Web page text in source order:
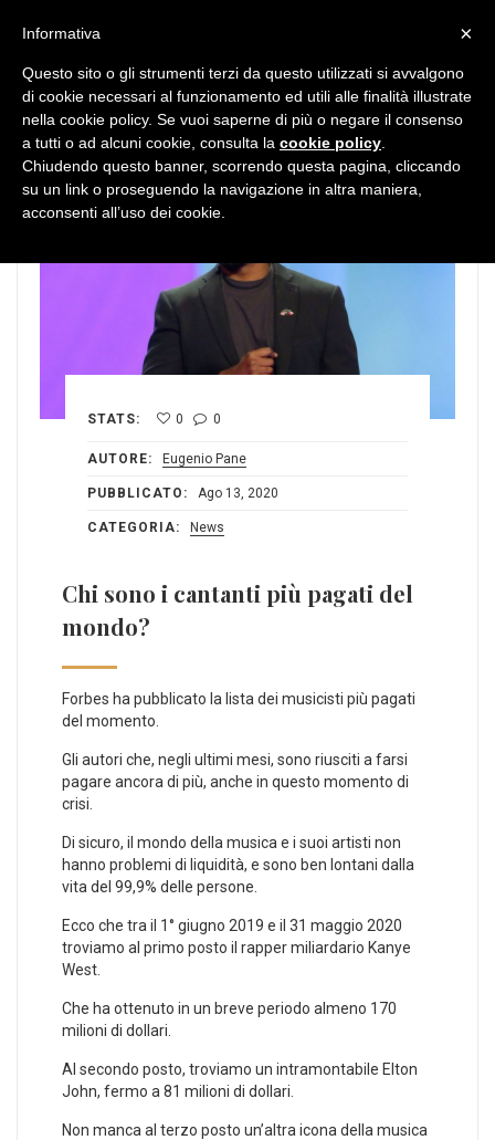
STATS: 0 0
AUTORE: Eugenio Pane
PUBBLICATO: Ago 13, 2020
CATEGORIA: News
Chi sono i cantanti più pagati del
mondo?
Forbes ha pubblicato la lista dei musicisti più pagati
del momento.
Gli autori che, negli ultimi mesi, sono riusciti a farsi
pagare ancora di più, anche in questo momento di
crisi.
Di sicuro, il mondo della musica e i suoi artisti non
hanno problemi di liquidità, e sono ben lontani dalla
vita del 99,9% delle persone.
Ecco che tra il 1° giugno 2019 e il 31 maggio 2020
troviamo al primo posto il rapper miliardario Kanye
West.
Che ha ottenuto in un breve periodo almeno 170
milioni di dollari.
Al secondo posto, troviamo un intramontabile Elton
John, fermo a 81 milioni di dollari.
Non manca al terzo posto un’altra icona della musica
×
Informativa
Questo sito o gli strumenti terzi da questo utilizzati si avvalgono
di cookie necessari al funzionamento ed utili alle finalità illustrate
nella cookie policy. Se vuoi saperne di più o negare il consenso
a tutti o ad alcuni cookie, consulta la cookie policy
Chiudendo questo banner, scorrendo questa pagina, cliccando
su un link o proseguendo la navigazione in altra maniera,
acconsenti all’uso dei cookie.